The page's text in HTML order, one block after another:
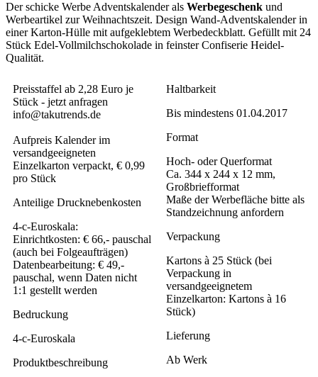
Der schicke Werbe Adventskalender als Werbegeschenk und
Werbeartikel zur Weihnachtszeit. Design Wand-Adventskalender in
einer Karton-Hülle mit aufgeklebtem Werbedeckblatt. Gefüllt mit 24
Stück Edel-Vollmilchschokolade in feinster Confiserie Heidel-
Qualität.
Preisstaffel ab 2,28 Euro je
Stück - jetzt anfragen
info@takutrends.de
Aufpreis Kalender im
versandgeeigneten
Einzelkarton verpackt, € 0,99
pro Stück
Anteilige Drucknebenkosten
4-c-Euroskala:
Einrichtkosten: € 66,- pauschal
(auch bei Folgeaufträgen)
Datenbearbeitung: € 49,-
pauschal, wenn Daten nicht
1:1 gestellt werden
Bedruckung
4-c-Euroskala
Produktbeschreibung
Haltbarkeit
Bis mindestens 01.04.2017
Format
Hoch- oder Querformat
Ca. 344 x 244 x 12 mm,
Großbriefformat
Maße der Werbefläche bitte als
Standzeichnung anfordern
Verpackung
Kartons à 25 Stück (bei
Verpackung in
versandgeeignetem
Einzelkarton: Kartons à 16
Stück)
Lieferung
Ab Werk